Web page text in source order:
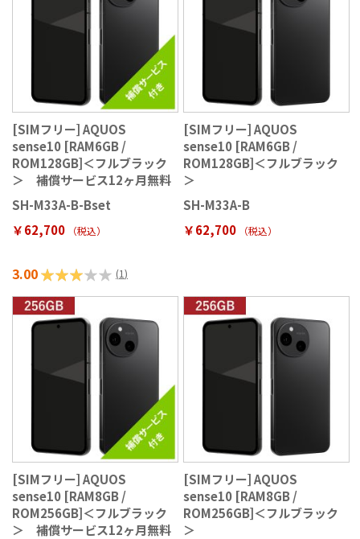
[SIMフリー] AQUOS
sense10 [RAM6GB /
ROM128GB]＜フルブラック
＞ 補償サービス12ヶ月無料
SH-M33A-B-Bset
￥62,700
（税込）
評価:
3.00
60%
(1)
[SIMフリー] AQUOS
sense10 [RAM6GB /
ROM128GB]＜フルブラック
＞
SH-M33A-B
￥62,700
（税込）
[SIMフリー] AQUOS
sense10 [RAM8GB /
ROM256GB]＜フルブラック
＞ 補償サービス12ヶ月無料
[SIMフリー] AQUOS
sense10 [RAM8GB /
ROM256GB]＜フルブラック
＞